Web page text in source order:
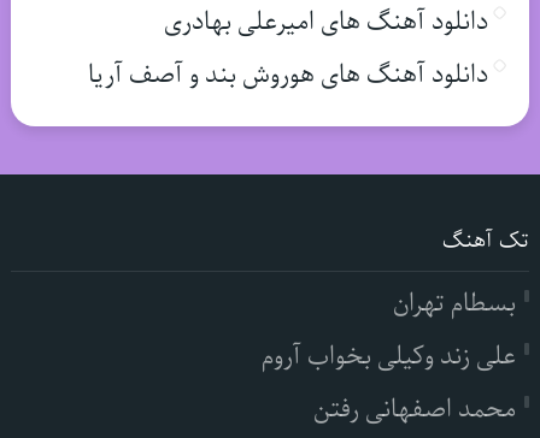
دانلود آهنگ های امیرعلی بهادری
دانلود آهنگ های هوروش بند و آصف آریا
تک آهنگ
بسطام تهران
علی زند وکیلی بخواب آروم
محمد اصفهانی رفتن